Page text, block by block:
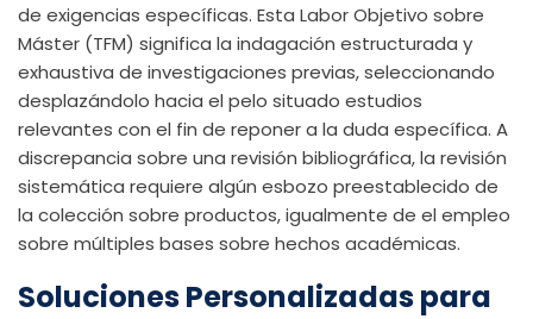
de exigencias específicas. Esta Labor Objetivo sobre
Máster (TFM) significa la indagación estructurada y
exhaustiva de investigaciones previas, seleccionando
desplazándolo hacia el pelo situado estudios
relevantes con el fin de reponer a la duda específica. A
discrepancia sobre una revisión bibliográfica, la revisión
sistemática requiere algún esbozo preestablecido de
la colección sobre productos, igualmente de el empleo
sobre múltiples bases sobre hechos académicas.
Soluciones Personalizadas para